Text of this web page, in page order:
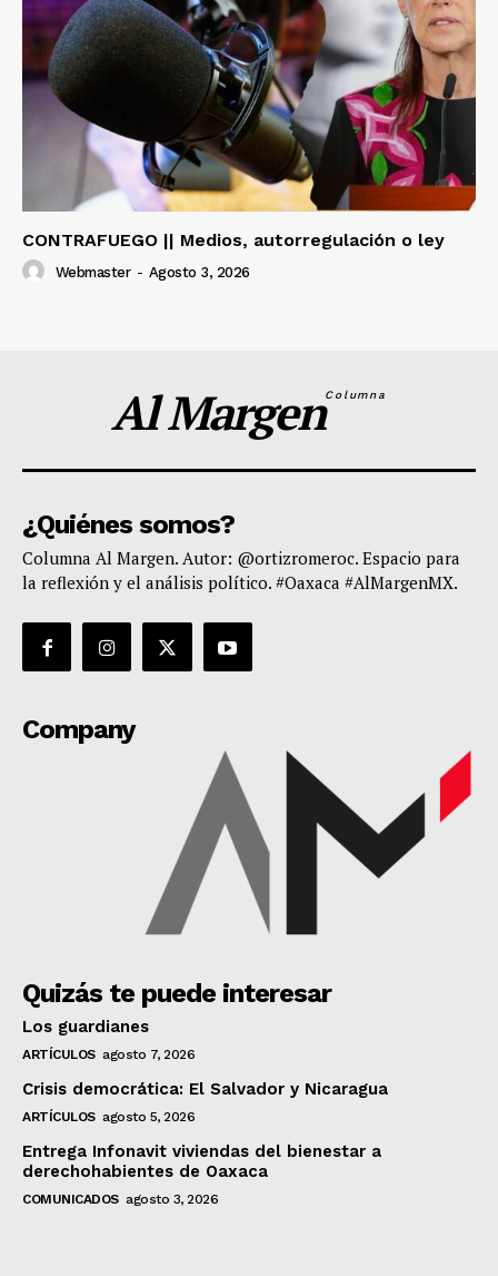
CONTRAFUEGO || Medios, autorregulación o ley
Webmaster - Agosto 3, 2026
Al MargenColumna
¿Quiénes somos?
Columna Al Margen. Autor: @ortizromeroc. Espacio para
la reflexión y el análisis político. #Oaxaca #AlMargenMX.
Company
Quizás te puede interesar
Los guardianes
ARTÍCULOS agosto 7, 2026
Crisis democrática: El Salvador y Nicaragua
ARTÍCULOS agosto 5, 2026
Entrega Infonavit viviendas del bienestar a
derechohabientes de Oaxaca
COMUNICADOS agosto 3, 2026